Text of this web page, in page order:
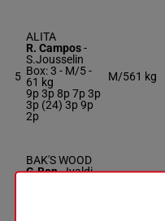
5
ALITA
R. Campos-
S.Jousselin
Box: 3 - M/5 -
61 kg
9p 3p 8p 7p 3p
3p (24) 3p 9p
2p
M/561 kg
BAK'S WOOD
G.Bon-Ivaldi